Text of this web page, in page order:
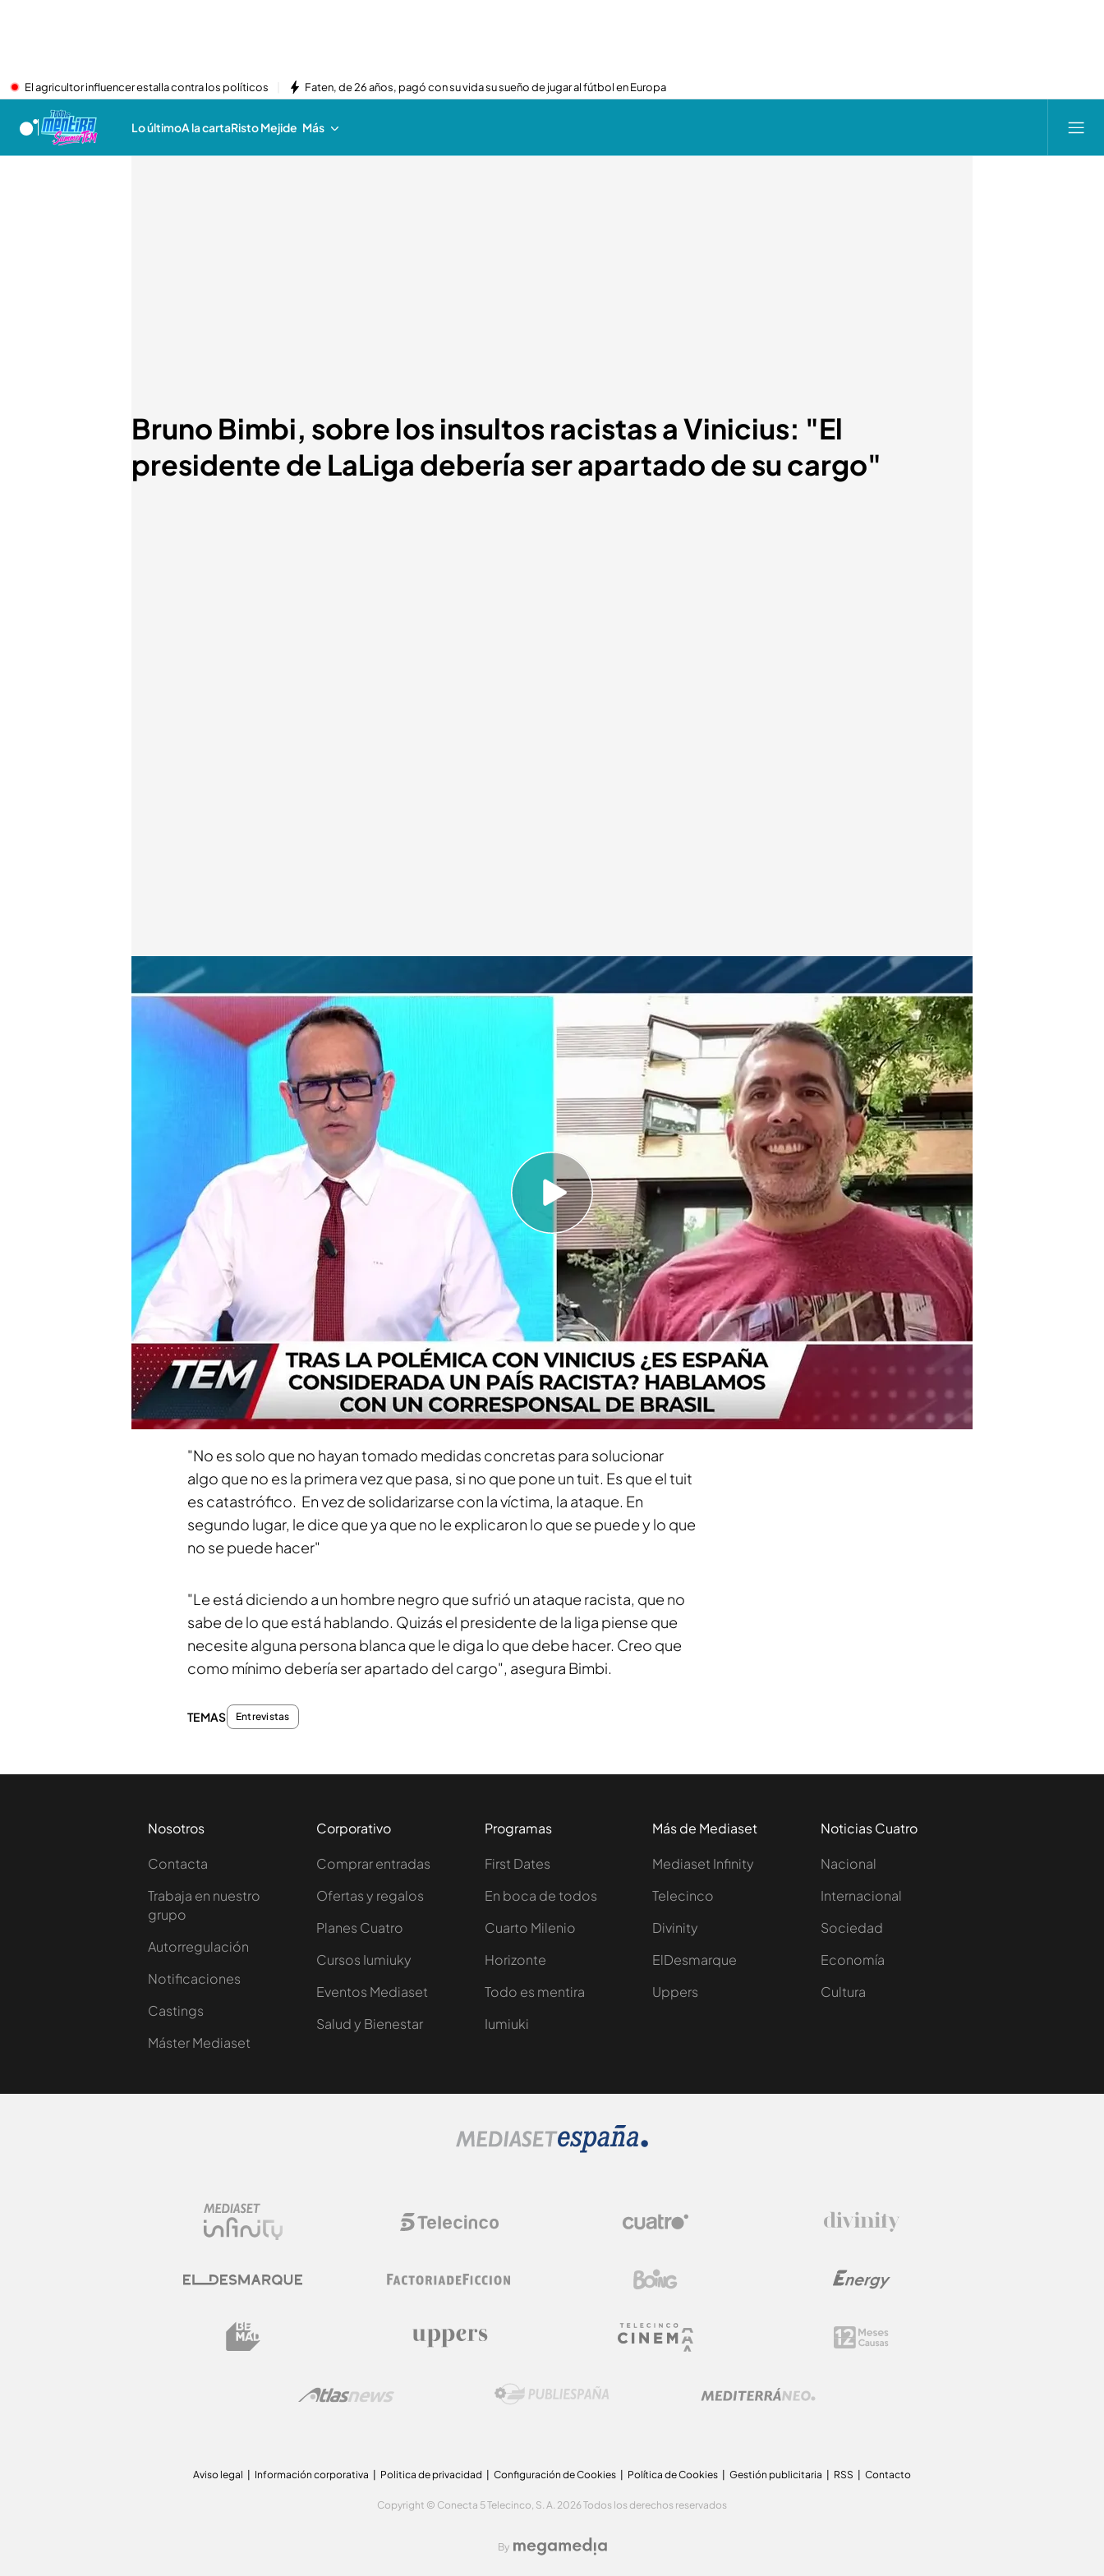
El agricultor influencer estalla contra los políticos Faten, de 26 años, pagó con su vida su sueño de jugar al fútbol en Europa
Lo últimoA la cartaRisto Mejide Más
Bruno Bimbi, sobre los insultos racistas a Vinicius: "El
presidente de LaLiga debería ser apartado de su cargo"
Todo es mentira
22 MAY 2023 - 16:48h.
Así han sentado en Brasil, las palabras de Javier Tebas, presidente de
Tras los insultos racistas a Vinicius, 'Todo es mentira' se pone en contacto
con el periodista brasileño Bruno Bimbi para conocer cómo se está
viviendo la noticia en el país:
"La repercusión ha sido gigantesca. Hoy el tema está en las tapas de los
principales diarios, en algunos casos como noticia principal. Hubo una
respuesta muy dura del ministro de derechos humanos al presidente de
LaLiga Javier Tebas, al que le cuestiona que ante una acción de la
gravedad, la acción de Tebas haya sido apuntar a la víctima", explica.
"No es solo que no hayan tomado medidas concretas para solucionar
algo que no es la primera vez que pasa, si no que pone un tuit. Es que el tuit
es catastrófico. En vez de solidarizarse con la víctima, la ataque. En
segundo lugar, le dice que ya que no le explicaron lo que se puede y lo que
no se puede hacer"
"Le está diciendo a un hombre negro que sufrió un ataque racista, que no
sabe de lo que está hablando. Quizás el presidente de la liga piense que
necesite alguna persona blanca que le diga lo que debe hacer. Creo que
como mínimo debería ser apartado del cargo", asegura Bimbi.
TEMAS Entrevistas
Nosotros
Contacta
Trabaja en nuestro
grupo
Autorregulación
Notificaciones
Castings
Máster Mediaset
Corporativo
Comprar entradas
Ofertas y regalos
Planes Cuatro
Cursos Iumiuky
Eventos Mediaset
Salud y Bienestar
Programas
First Dates
En boca de todos
Cuarto Milenio
Horizonte
Todo es mentira
Iumiuki
Más de Mediaset
Mediaset Infinity
Telecinco
Divinity
ElDesmarque
Uppers
Noticias Cuatro
Nacional
Internacional
Sociedad
Economía
Cultura
Aviso legal Información corporativa Politica de privacidad Configuración de Cookies Política de Cookies Gestión publicitaria RSS Contacto
Copyright © Conecta 5 Telecinco, S. A. 2026 Todos los derechos reservados
By